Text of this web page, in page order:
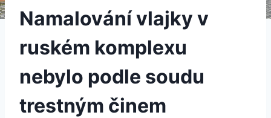
Namalování vlajky v
ruském komplexu
nebylo podle soudu
trestným činem